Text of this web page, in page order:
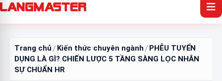
Trang chủ /Kiến thức chuyên ngành /PHỄU TUYỂN
DỤNG LÀ GÌ? CHIẾN LƯỢC 5 TẦNG SÀNG LỌC NHÂN
SỰ CHUẨN HR